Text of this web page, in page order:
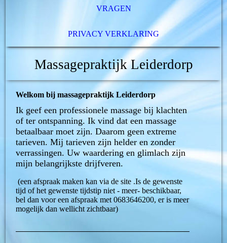
VRAGEN
PRIVACY VERKLARING
Massagepraktijk Leiderdorp
Welkom bij massagepraktijk Leiderdorp
Ik geef een professionele massage bij klachten
of ter ontspanning. Ik vind dat een massage
betaalbaar moet zijn. Daarom geen extreme
tarieven. Mij tarieven zijn helder en zonder
verrassingen. Uw waardering en glimlach zijn
mijn belangrijkste drijfveren.
(een afspraak maken kan via de site .Is de gewenste
tijd of het gewenste tijdstip niet - meer- beschikbaar,
bel dan voor een afspraak met 0683646200, er is meer
mogelijk dan wellicht zichtbaar)